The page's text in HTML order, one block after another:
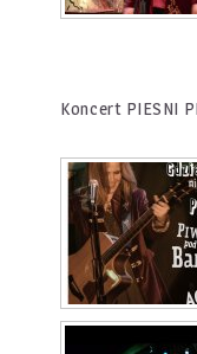
Koncert PIESNI